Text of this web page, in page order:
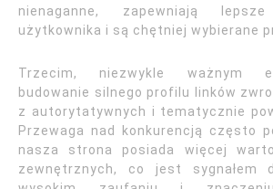
nienaganne, zapewniają lepsze
użytkownika i są chętniej wybierane
Trzecim, niezwykle ważnym
budowanie silnego profilu linków
z autorytatywnych i tematycznie
Przewaga nad konkurencją często
nasza strona posiada więcej
zewnętrznych, co jest sygnałem